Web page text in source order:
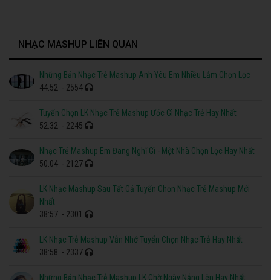
NHẠC MASHUP LIÊN QUAN
Những Bản Nhạc Trẻ Mashup Anh Yêu Em Nhiều Lắm Chọn Lọc
44:52 - 2554
Tuyển Chọn LK Nhạc Trẻ Mashup Ước Gì Nhạc Trẻ Hay Nhất
52:32 - 2245
Nhạc Trẻ Mashup Em Đang Nghĩ Gì - Một Nhà Chọn Lọc Hay Nhất
50:04 - 2127
LK Nhạc Mashup Sau Tất Cả Tuyển Chọn Nhạc Trẻ Mashup Mới
Nhất
38:57 - 2301
LK Nhạc Trẻ Mashup Vẫn Nhớ Tuyển Chọn Nhạc Trẻ Hay Nhất
38:58 - 2337
Những Bản Nhạc Trẻ Mashup LK Chờ Ngày Nắng Lên Hay Nhất